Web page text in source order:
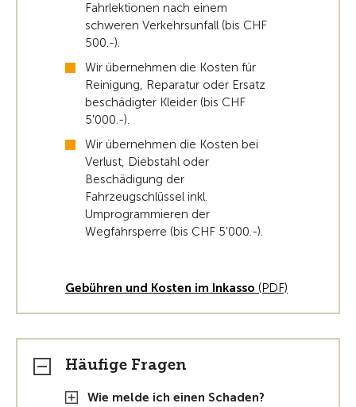
Fahrlektionen nach einem
schweren Verkehrsunfall (bis CHF
500.-).
Wir übernehmen die Kosten für
Reinigung, Reparatur oder Ersatz
beschädigter Kleider (bis CHF
5'000.-).
Wir übernehmen die Kosten bei
Verlust, Diebstahl oder
Beschädigung der
Fahrzeugschlüssel inkl.
Umprogrammieren der
Wegfahrsperre (bis CHF 5'000.-).
Gebühren und Kosten im Inkasso (PDF)
Häufige Fragen
Wie melde ich einen Schaden?